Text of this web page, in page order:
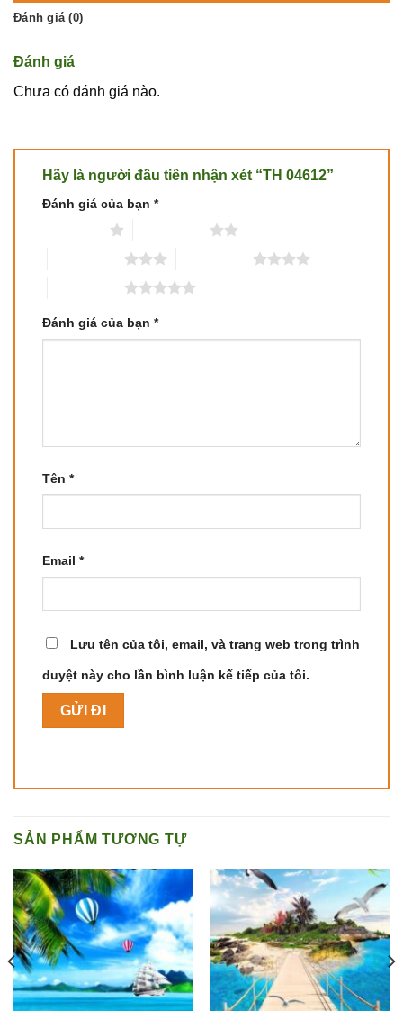
Đánh giá (0)
Đánh giá
Chưa có đánh giá nào.
Hãy là người đầu tiên nhận xét “TH 04612”
Đánh giá của bạn *
Đánh giá của bạn *
Tên *
Email *
Lưu tên của tôi, email, và trang web trong trình
duyệt này cho lần bình luận kế tiếp của tôi.
SẢN PHẨM TƯƠNG TỰ